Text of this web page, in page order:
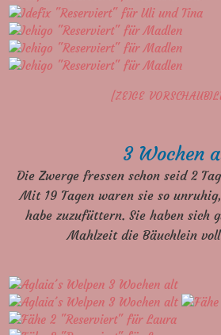
[ZEIGE
3 Wochen
Die Zwerge fressen schon seid 2
Mit 19 Tagen waren sie so
habe zuzufüttern. Sie haben sich
Mahlzeit die Bäuchlein